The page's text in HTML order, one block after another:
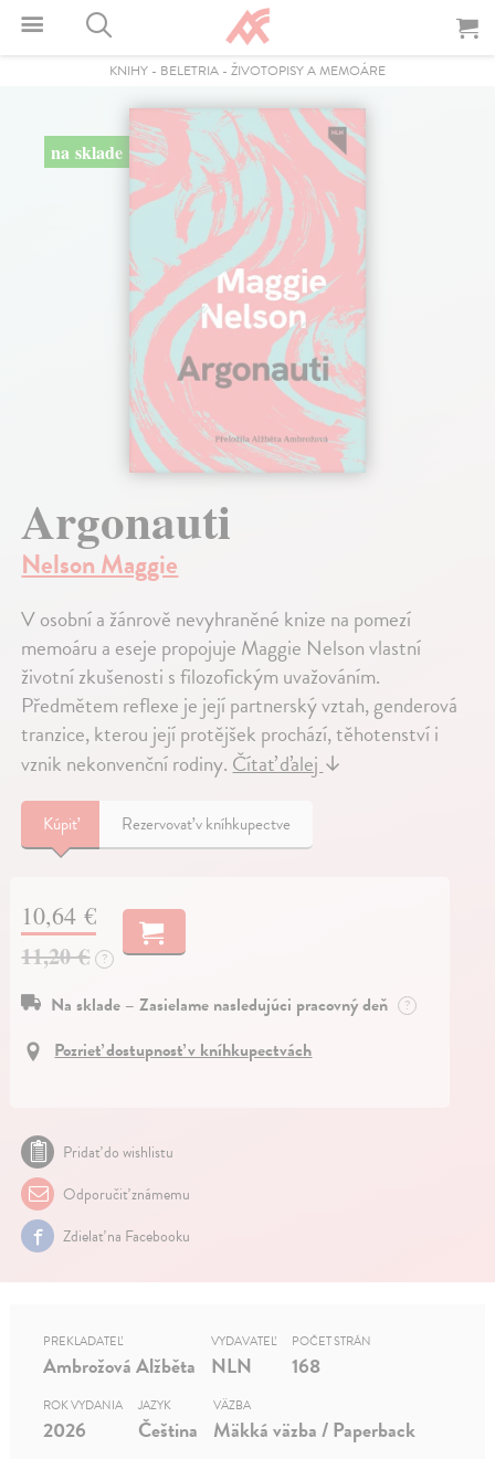
KNIHY - BELETRIA - ŽIVOTOPISY A MEMOÁRE
na sklade
Argonauti
Nelson Maggie
V osobní a žánrově nevyhraněné knize na pomezí
memoáru a eseje propojuje Maggie Nelson vlastní
životní zkušenosti s filozofickým uvažováním.
Předmětem reflexe je její partnerský vztah, genderová
tranzice, kterou její protějšek prochází, těhotenství i
vznik nekonvenční rodiny.Čítať ďalej↓
Kúpiť Rezervovať v kníhkupectve
10,64 €
11,20 € ?
Na sklade – Zasielame nasledujúci pracovný deň ?
Pozrieť dostupnosť v kníhkupectvách
Pridať do wishlistu
Odporučiť známemu
Zdielať na Facebooku
PREKLADATEĽ
Ambrožová Alžběta
VYDAVATEĽ
NLN
POČET STRÁN
168
ROK VYDANIA
2026
JAZYK
Čeština
VÄZBA
Mäkká väzba / Paperback